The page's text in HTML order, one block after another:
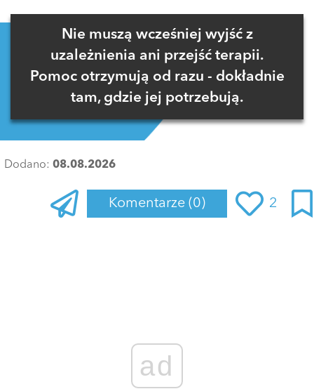
Zaloguj się, aby dodać komentarz
Nie muszą wcześniej wyjść z
uzależnienia ani przejść terapii.
Pomoc otrzymują od razu - dokładnie
tam, gdzie jej potrzebują.
Dodano: 08.08.2026
Komentarze (0) 2
ad